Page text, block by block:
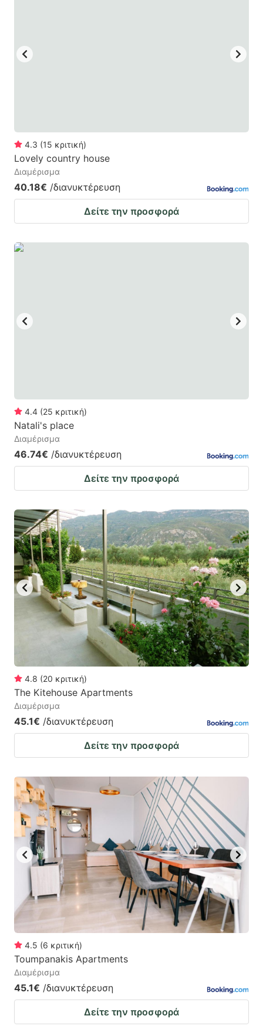
4.3 (15 κριτική)
Lovely country house
Διαμέρισμα
40.18€ /διανυκτέρευση
Δείτε την προσφορά
4.4 (25 κριτική)
Natali's place
Διαμέρισμα
46.74€ /διανυκτέρευση
Δείτε την προσφορά
4.8 (20 κριτική)
The Kitehouse Apartments
Διαμέρισμα
45.1€ /διανυκτέρευση
Δείτε την προσφορά
4.5 (6 κριτική)
Toumpanakis Apartments
Διαμέρισμα
45.1€ /διανυκτέρευση
Δείτε την προσφορά